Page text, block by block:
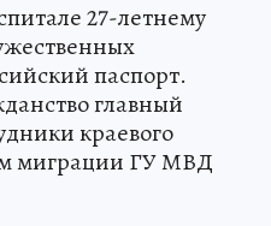
27-летнему
паспорт.
главный
краевого
миграции ГУ МВД